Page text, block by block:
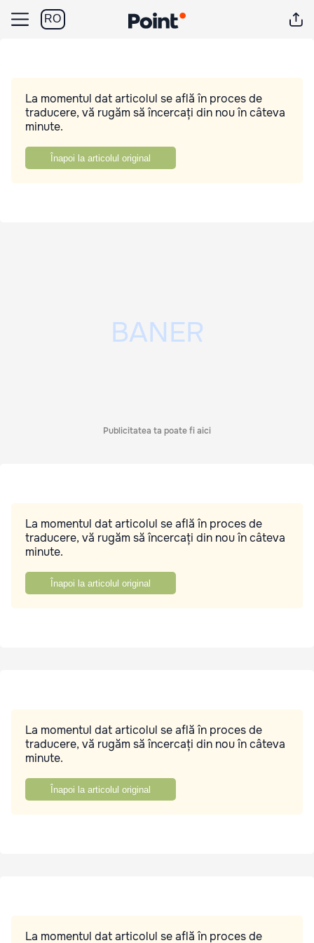
RO
La momentul dat articolul se află în proces de
traducere, vă rugăm să încercați din nou în câteva
minute.
Înapoi la articolul original
Publicitatea ta poate fi aici
La momentul dat articolul se află în proces de
traducere, vă rugăm să încercați din nou în câteva
minute.
Înapoi la articolul original
La momentul dat articolul se află în proces de
traducere, vă rugăm să încercați din nou în câteva
minute.
Înapoi la articolul original
La momentul dat articolul se află în proces de